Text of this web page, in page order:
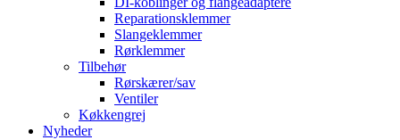
Reparationsklemmer
Slangeklemmer
Rørklemmer
Tilbehør
Rørskærer/sav
Ventiler
Køkkengrej
Nyheder